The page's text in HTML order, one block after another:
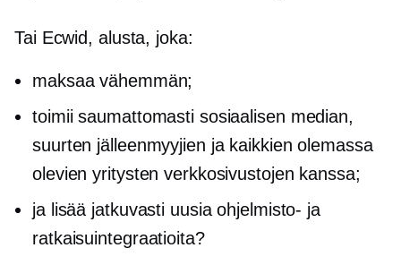
Tai Ecwid, alusta, joka:
maksaa vähemmän;
toimii saumattomasti sosiaalisen median,
suurten jälleenmyyjien ja kaikkien olemassa
olevien yritysten verkkosivustojen kanssa;
ja lisää jatkuvasti uusia ohjelmisto- ja
ratkaisuintegraatioita?